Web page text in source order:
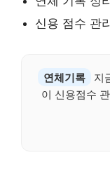
신용 점수 관
연체기록
지
이 신용점수